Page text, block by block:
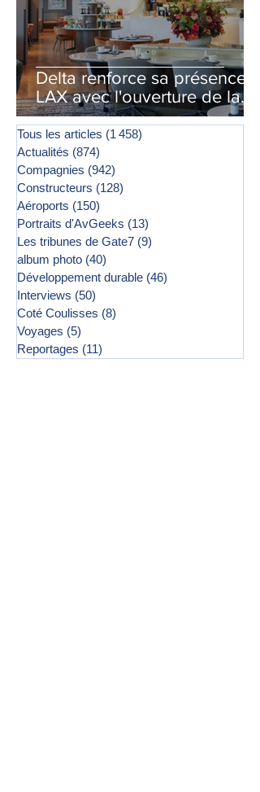
Delta renforce sa présence à
LAX avec l'ouverture de la
première phase d'un second
salon Delta One
Tous les articles (1 458)
Actualités (874)
Compagnies (942)
Constructeurs (128)
Aéroports (150)
Portraits d'AvGeeks (13)
Les tribunes de Gate7 (9)
album photo (40)
Développement durable (46)
Interviews (50)
Coté Coulisses (8)
Voyages (5)
Reportages (11)